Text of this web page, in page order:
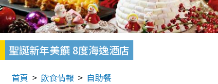
聖誕新年美饌 8度海逸酒店
首頁 飲食情報 自助餐